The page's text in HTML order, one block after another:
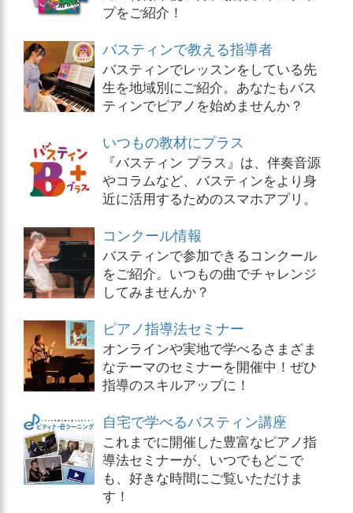
プをご紹介！
バスティンで教える指導者
バスティンでレッスンをしている先
生を地域別にご紹介。あなたもバス
ティンでピアノを始めませんか？
いつもの教材にプラス
『バスティン プラス』は、伴奏音源
やコラムなど、バスティンをより身
近に活用するためのスマホアプリ。
コンクール情報
バスティンで参加できるコンクール
をご紹介。いつもの曲でチャレンジ
してみませんか？
ピアノ指導法セミナー
オンラインや実地で学べるさまざま
なテーマのセミナーを開催中！ぜひ
指導のスキルアップに！
自宅で学べるバスティン講座
これまでに開催した豊富なピアノ指
導法セミナーが、いつでもどこで
も、好きな時間にご覧いただけま
す！